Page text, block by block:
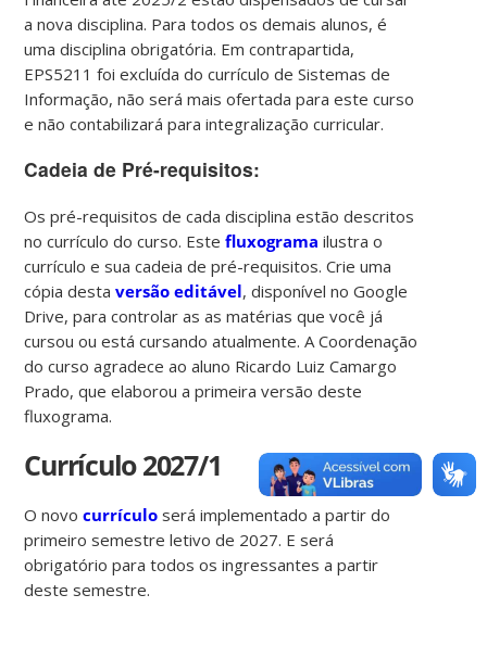
a nova disciplina. Para todos os demais alunos, é
uma disciplina obrigatória. Em contrapartida,
EPS5211 foi excluída do currículo de Sistemas de
Informação, não será mais ofertada para este curso
e não contabilizará para integralização curricular.
Cadeia de Pré-requisitos:
Os pré-requisitos de cada disciplina estão descritos
no currículo do curso. Estefluxograma ilustra o
currículo e sua cadeia de pré-requisitos. Crie uma
cópia destaversão editável, disponível no Google
Drive, para controlar as as matérias que você já
cursou ou está cursando atualmente. A Coordenação
do curso agradece ao aluno Ricardo Luiz Camargo
Prado, que elaborou a primeira versão deste
fluxograma.
Currículo 2027/1
O novocurrículo será implementado a partir do
primeiro semestre letivo de 2027. E será
obrigatório para todos os ingressantes a partir
deste semestre.